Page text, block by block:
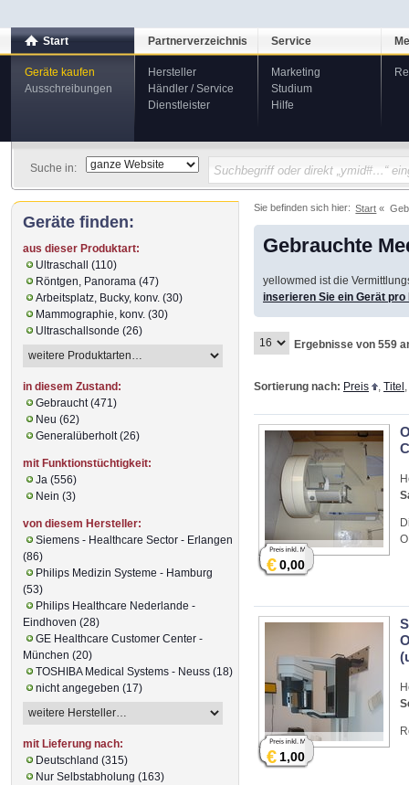
Start
Geräte kaufen
Ausschreibungen
Partnerverzeichnis
Hersteller
Händler / Service
Dienstleister
Service
Marketing
Studium
Hilfe
Suche in:
Sie befinden sich hier: Start
Gebrauchte
yellowmed ist die
inserieren Sie ein Gerät
Ergebnisse von 559
Sortierung nach: Preis Titel
€0,00
€1,00
Geräte finden:
aus dieser Produktart:
Ultraschall (110)
Röntgen, Panorama (47)
Arbeitsplatz, Bucky, konv. (30)
Mammographie, konv. (30)
Ultraschallsonde (26)
in diesem Zustand:
Gebraucht (471)
Neu (62)
Generalüberholt (26)
mit Funktionstüchtigkeit:
Ja (556)
Nein (3)
von diesem Hersteller:
Siemens - Healthcare Sector - Erlangen
(86)
Philips Medizin Systeme - Hamburg
(53)
Philips Healthcare Nederlande -
Eindhoven (28)
GE Healthcare Customer Center -
München (20)
TOSHIBA Medical Systems - Neuss (18)
nicht angegeben (17)
mit Lieferung nach:
Deutschland (315)
Nur Selbstabholung (163)